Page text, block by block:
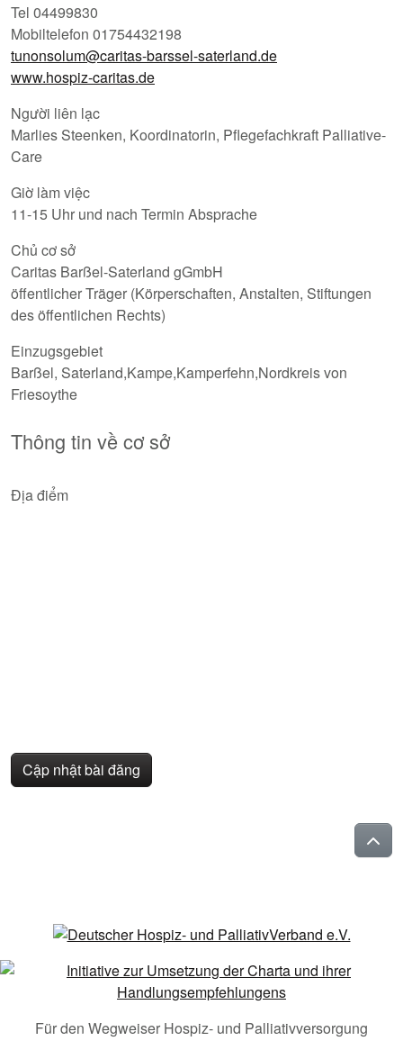
Tel 04499830
Mobiltelefon 01754432198
tunonsolum@caritas-barssel-saterland.de
www.hospiz-caritas.de
Người liên lạc
Marlies Steenken, Koordinatorin, Pflegefachkraft Palliative-
Care
Giờ làm việc
11-15 Uhr und nach Termin Absprache
Chủ cơ sở
Caritas Barßel-Saterland gGmbH
öffentlicher Träger (Körperschaften, Anstalten, Stiftungen
des öffentlichen Rechts)
Einzugsgebiet
Barßel, Saterland,Kampe,Kamperfehn,Nordkreis von
Friesoythe
Thông tin về cơ sở
Địa điểm
Cập nhật bài đăng
Für den Wegweiser Hospiz- und Palliativversorgung